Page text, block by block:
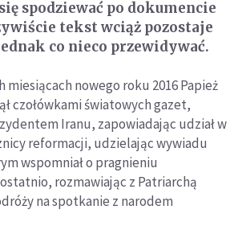
spodziewać po dokumencie
tekst wciąż pozostaje
co nieco przewidywać.
miesiącach nowego roku 2016 Papież
czołówkami światowych gazet,
Iranu, zapowiadając udział w
reformacji, udzielając wywiadu
wspomniał o pragnieniu
rozmawiając z Patriarchą
na spotkanie z narodem